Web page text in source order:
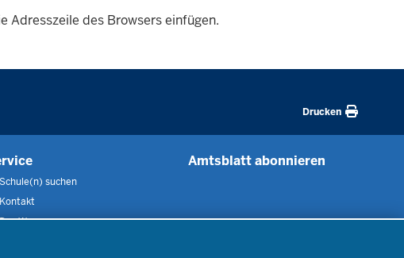
Adresszeile des Browsers einfügen.
Drucken
Schule(n) suchen
Kontakt
Weg zu uns
Amtsblatt abonnieren